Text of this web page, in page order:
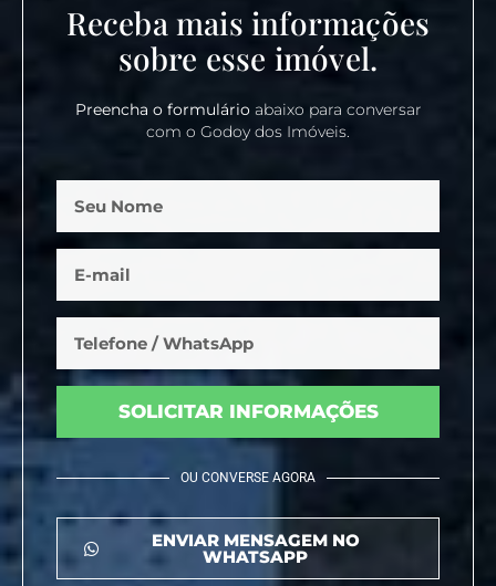
Receba mais informações
sobre esse imóvel.
Preencha o formulárioabaixo para conversar
com o Godoy dos Imóveis.
SOLICITAR INFORMAÇÕES
OU CONVERSE AGORA
ENVIAR MENSAGEM NO
WHATSAPP